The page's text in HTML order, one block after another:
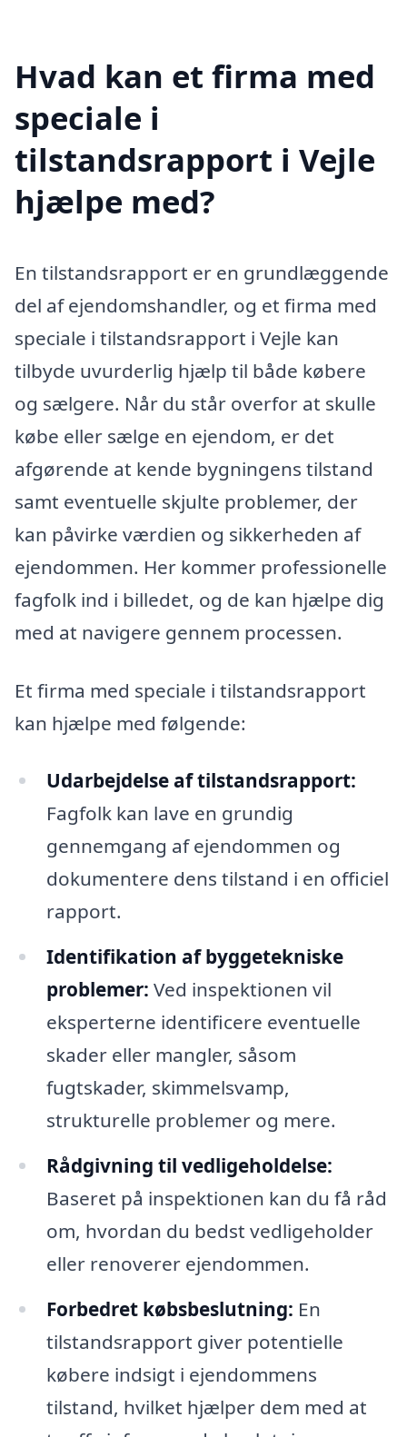
Hvad kan et firma med
speciale i
tilstandsrapport i Vejle
hjælpe med?
En tilstandsrapport er en grundlæggende
del af ejendomshandler, og et firma med
speciale i tilstandsrapport i Vejle kan
tilbyde uvurderlig hjælp til både købere
og sælgere. Når du står overfor at skulle
købe eller sælge en ejendom, er det
afgørende at kende bygningens tilstand
samt eventuelle skjulte problemer, der
kan påvirke værdien og sikkerheden af
ejendommen. Her kommer professionelle
fagfolk ind i billedet, og de kan hjælpe dig
med at navigere gennem processen.
Et firma med speciale i tilstandsrapport
kan hjælpe med følgende:
Udarbejdelse af tilstandsrapport:
Fagfolk kan lave en grundig
gennemgang af ejendommen og
dokumentere dens tilstand i en officiel
rapport.
Identifikation af byggetekniske
problemer: Ved inspektionen vil
eksperterne identificere eventuelle
skader eller mangler, såsom
fugtskader, skimmelsvamp,
strukturelle problemer og mere.
Rådgivning til vedligeholdelse:
Baseret på inspektionen kan du få råd
om, hvordan du bedst vedligeholder
eller renoverer ejendommen.
Forbedret købsbeslutning: En
tilstandsrapport giver potentielle
købere indsigt i ejendommens
tilstand, hvilket hjælper dem med at